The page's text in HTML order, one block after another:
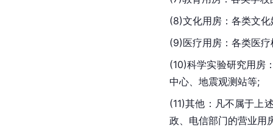
(8)文化用房 ：各类文化
(9)医疗用房：各类医
(10)科学实验研究用房
中心、地震观测站等;
(11)其他：凡不属于上
政、电信部门的营业用